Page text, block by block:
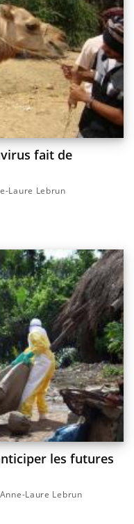
fait de
Laure Lebrun
les futures
Laure Lebrun